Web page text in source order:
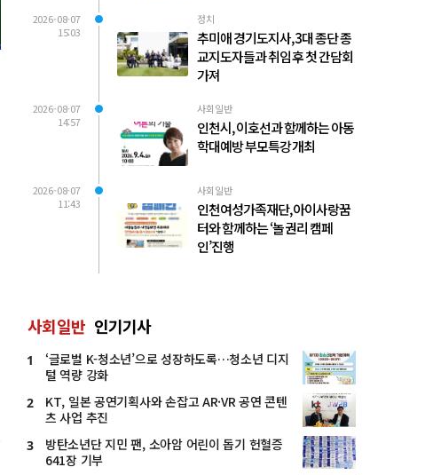
2026-08-07
15:03
정치
추미애 경기도지사, 3대 종단 종
교지도자들과 취임 후 첫 간담회
가져
2026-08-07
14:57
사회일반
인천시, 이호선과 함께하는 아동
학대예방 부모특강 개최
2026-08-07
11:43
사회일반
인천여성가족재단, 아이사랑꿈
터와 함께하는 ‘놀 권리 캠페
인’진행
사회일반 인기기사
1
‘글로벌 K-청소년’으로 성장하도록…청소년 디지
털 역량 강화
2
KT, 일본 공연기획사와 손잡고 AR·VR 공연 콘텐
츠 사업 추진
3
방탄소년단 지민 팬, 소아암 어린이 돕기 헌혈증
641장 기부